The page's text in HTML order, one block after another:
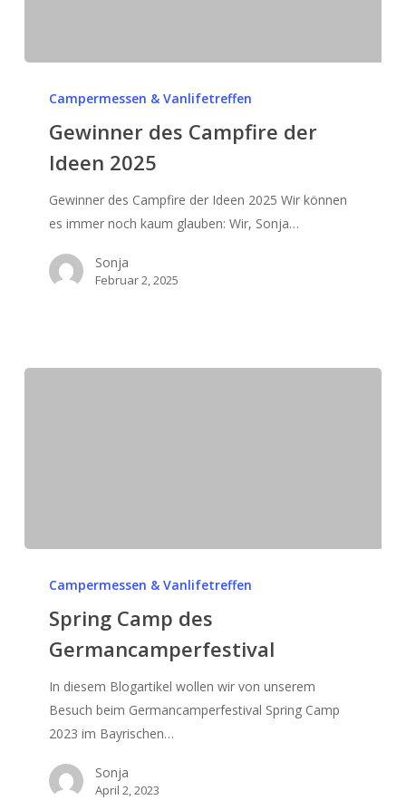
Ideen
Campermessen & Vanlifetreffen
Gewinner des Campfire der
Ideen 2025
Gewinner des Campfire der Ideen 2025 Wir können
es immer noch kaum glauben: Wir, Sonja…
Sonja
Februar 2, 2025
Camp
Germancamperfestival
Campermessen & Vanlifetreffen
Spring Camp des
Germancamperfestival
In diesem Blogartikel wollen wir von unserem
Besuch beim Germancamperfestival Spring Camp
2023 im Bayrischen…
Sonja
April 2, 2023